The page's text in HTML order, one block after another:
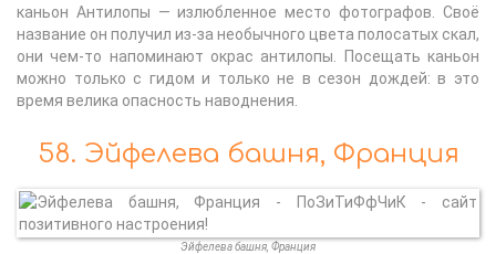
каньон Антилопы — излюбленное место фотографов. Своё
название он получил из-за необычного цвета полосатых скал,
они чем-то напоминают окрас антилопы. Посещать каньон
можно только с гидом и только не в сезон дождей: в это
время велика опасность наводнения.
58. Эйфелева башня, Франция
Эйфелева башня, Франция